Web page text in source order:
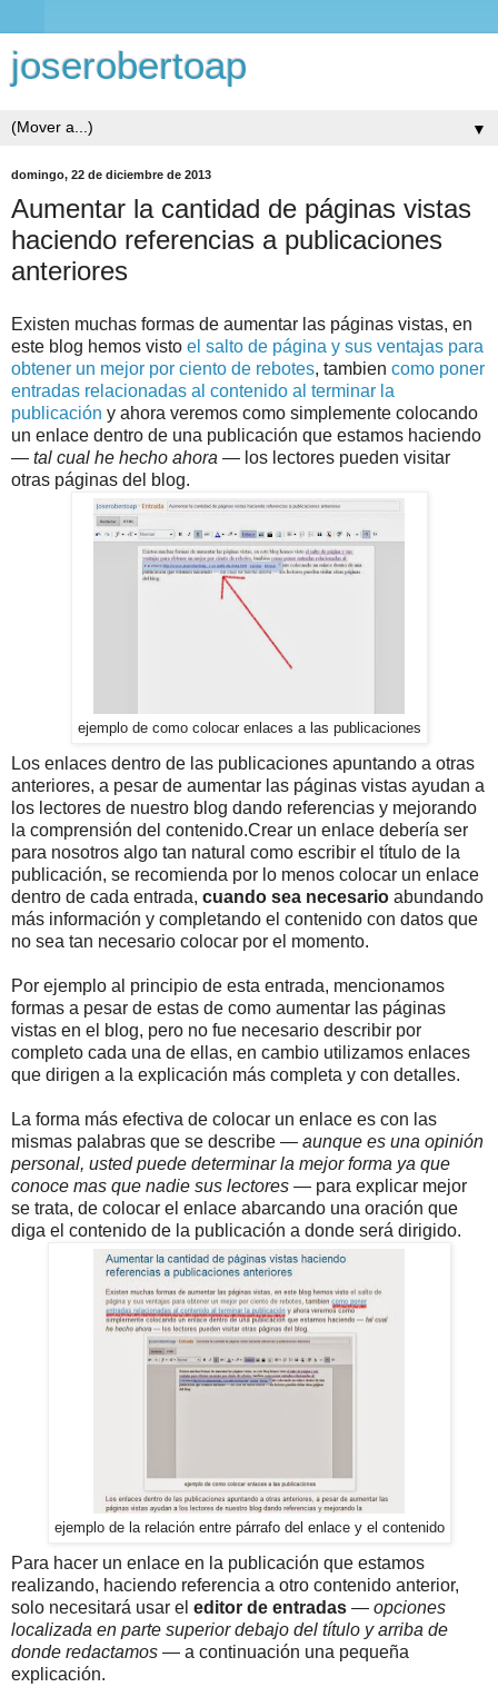
joserobertoap
▼
domingo, 22 de diciembre de 2013
Aumentar la cantidad de páginas vistas
haciendo referencias a publicaciones
anteriores
Existen muchas formas de aumentar las páginas vistas, en
este blog hemos visto el salto de página y sus ventajas para
obtener un mejor por ciento de rebotes, tambien como poner
entradas relacionadas al contenido al terminar la
publicación y ahora veremos como simplemente colocando
un enlace dentro de una publicación que estamos haciendo
— tal cual he hecho ahora — los lectores pueden visitar
otras páginas del blog.
ejemplo de como colocar enlaces a las publicaciones
Los enlaces dentro de las publicaciones apuntando a otras
anteriores, a pesar de aumentar las páginas vistas ayudan a
los lectores de nuestro blog dando referencias y mejorando
la comprensión del contenido.Crear un enlace debería ser
para nosotros algo tan natural como escribir el título de la
publicación, se recomienda por lo menos colocar un enlace
dentro de cada entrada, cuando sea necesario abundando
más información y completando el contenido con datos que
no sea tan necesario colocar por el momento.
Por ejemplo al principio de esta entrada, mencionamos
formas a pesar de estas de como aumentar las páginas
vistas en el blog, pero no fue necesario describir por
completo cada una de ellas, en cambio utilizamos enlaces
que dirigen a la explicación más completa y con detalles.
La forma más efectiva de colocar un enlace es con las
mismas palabras que se describe — aunque es una opinión
personal, usted puede determinar la mejor forma ya que
conoce mas que nadie sus lectores — para explicar mejor
se trata, de colocar el enlace abarcando una oración que
diga el contenido de la publicación a donde será dirigido.
ejemplo de la relación entre párrafo del enlace y el contenido
Para hacer un enlace en la publicación que estamos
realizando, haciendo referencia a otro contenido anterior,
solo necesitará usar el editor de entradas — opciones
localizada en parte superior debajo del título y arriba de
donde redactamos — a continuación una pequeña
explicación.